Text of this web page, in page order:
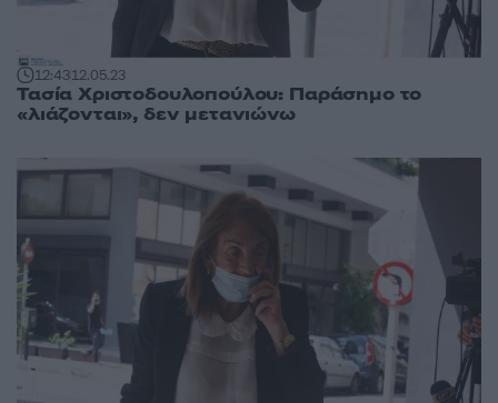
12:4312.05.23
Τασία Χριστοδουλοπούλου: Παράσημο το
«λιάζονται», δεν μετανιώνω